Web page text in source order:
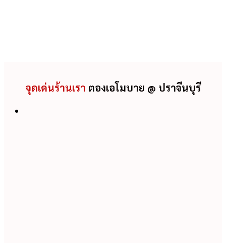
จุดเด่นร้านเรา ตองเอโมบาย @ ปราจีนบุรี